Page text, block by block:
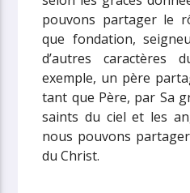
pouvons partager le
que fondation,
d’autres caractères
exemple, un père
tant que Père, par Sa
saints du ciel et les
nous pouvons
du Christ.